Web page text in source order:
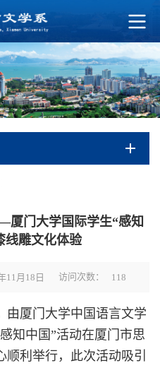
门大学国际学生“感知
线雕文化体验
11月18日 访问次数： 118
由厦门大学中国语言文学
知中国”活动在厦门市思
利举行，此次活动吸引